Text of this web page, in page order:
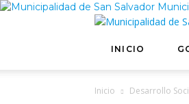
INICIO
Inicio Desarrollo